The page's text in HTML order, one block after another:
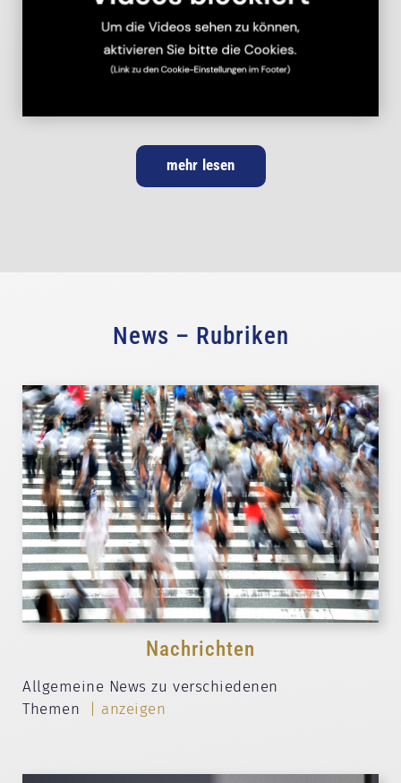
mehr lesen
News – Rubriken
Nachrichten
Allgemeine News zu verschiedenen
Themen
| anzeigen